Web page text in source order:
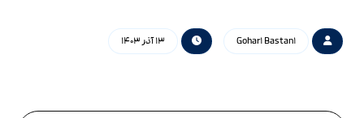
Gohar۱ Bastan۱ ۱۳ آذر ۱۴۰۳